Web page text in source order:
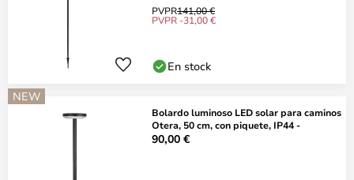
PVPR141,00 €
PVPR -31,00 €
En stock
NEW
Bolardo luminoso LED solar para caminos
Otera, 50 cm, con piquete, IP44 -
90,00 €